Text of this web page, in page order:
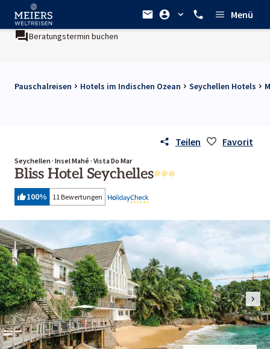
Menü
Beratungstermin buchen
Pauschalreisen Hotels im Indischen Ozean Seychellen Hotels
Teilen Favorit
Seychellen · Insel Mahé · Vista Do Mar
Bliss Hotel Seychelles
100% 11 Bewertungen